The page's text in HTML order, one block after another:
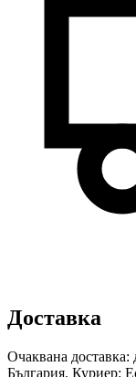
Доставка
Очаквана доставка:
България. Куриер: